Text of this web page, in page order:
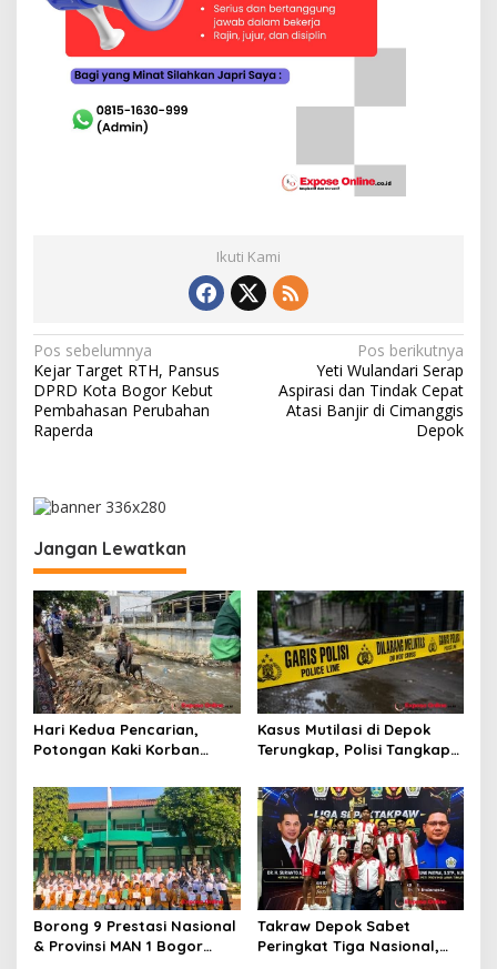
Ikuti Kami
N
a
v
i
a
s
i
p
o
s
Pos sebelumnya
Kejar Target RTH, Pansus
DPRD Kota Bogor Kebut
Pembahasan Perubahan
Raperda
Pos berikutnya
Yeti Wulandari Serap
Aspirasi dan Tindak Cepat
Atasi Banjir di Cimanggis
Depok
Jangan Lewatkan
Hari Kedua Pencarian,
Potongan Kaki Korban
Ditemukan
Kasus Mutilasi di Depok
Terungkap, Polisi Tangkap
Pembunuhan
Borong 9 Prestasi Nasional
& Provinsi MAN 1 Bogor
Takraw Depok Sabet
Peringkat Tiga Nasional,